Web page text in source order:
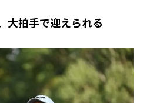
大拍手で迎えられる